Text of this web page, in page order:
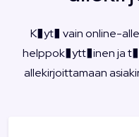
K�yt� vain online-
helppok�ytt�inen ja
allekirjoittamaan